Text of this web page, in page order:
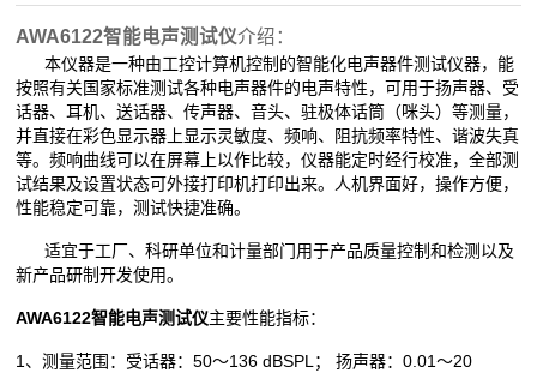
AWA6122智能电声测试仪介绍：
本仪器是一种由工控计算机控制的智能化电声器件测试仪器，能
按照有关国家标准测试各种电声器件的电声特性，可用于扬声器、受
话器、耳机、送话器、传声器、音头、驻极体话筒 （咪头）等测量，
并直接在彩色显示器上显示灵敏度、频响、阻抗频率特性、谐波失真
等。频响曲线可以在屏幕上以作比较，仪器能定时经行校准，全部测
试结果及设置状态可外接打印机打印出来。人机界面好，操作方便，
性能稳定可靠，测试快捷准确。
适宜于工厂、科研单位和计量部门用于产品质量控制和检测以及
新产品研制开发使用。
AWA6122智能电声测试仪主要性能指标：
1、测量范围：受话器：50～136 dBSPL； 扬声器：0.01～20